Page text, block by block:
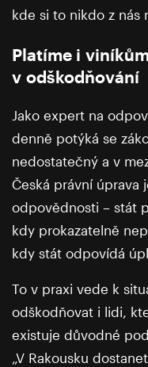
kde si to nikdo z nás
Platíme i
v odškodňování
Jako expert na
denně potýká se
nedostatečný a v
Česká právní úprava
odpovědnosti – stát
kdy prokazatelně
kdy stát odpovídá
To v praxi vede k
odškodňovat i lidi,
existuje důvodné
„V Rakousku